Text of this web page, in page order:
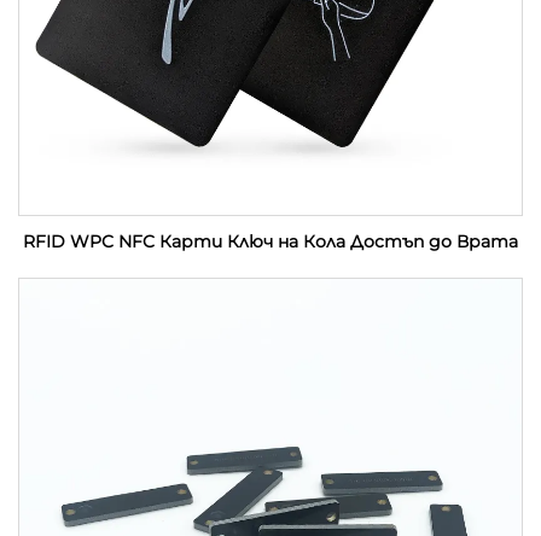
RFID WPC NFC Карти Ключ на Кола Достъп до Врата